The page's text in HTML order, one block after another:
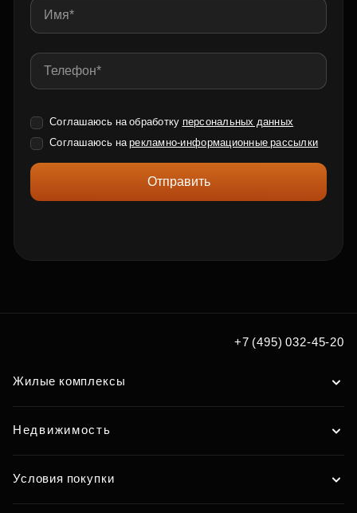
Соглашаюсь на обработку персональных данных
Соглашаюсь нарекламно-информационные рассылки
Отправить
+7 (495) 032-45-20
Жилые комплексы
Недвижимость
Условия покупки